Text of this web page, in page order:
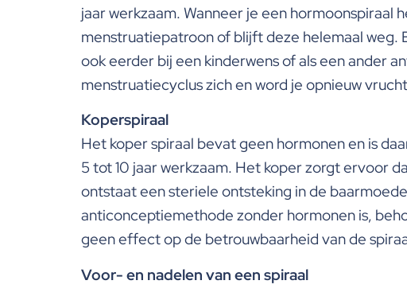
jaar werkzaam. Wanneer je een
menstruatiepatroon of blijft deze helemaal weg.
ook eerder bij een kinderwens of als een ander
menstruatiecyclus zich en word je opnieuw
Koperspiraal
Het koper spiraal bevat geen hormonen en is
5 tot 10 jaar werkzaam. Het koper zorgt ervoor
ontstaat een steriele ontsteking in de
anticonceptiemethode zonder hormonen is,
geen effect op de betrouwbaarheid van de
Voor- en nadelen van een spiraal